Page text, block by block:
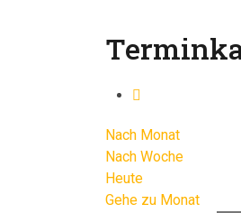
Nach Monat
Nach Woche
Heute
Gehe zu Monat